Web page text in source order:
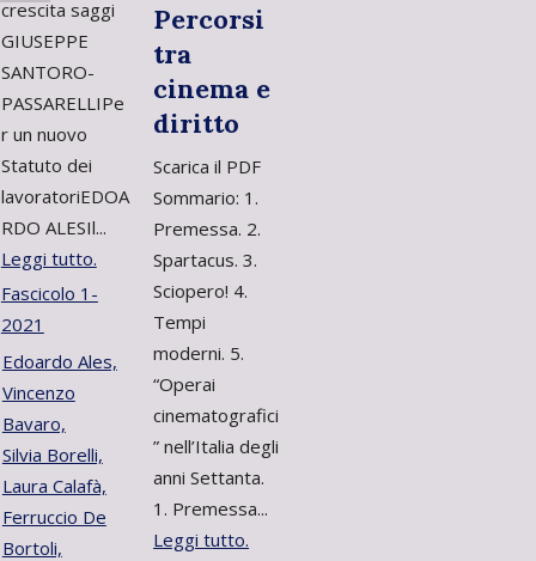
crescita saggi
GIUSEPPE
SANTORO-
PASSARELLIPe
r un nuovo
Statuto dei
lavoratoriEDOA
RDO ALESIl...
Leggi tutto.
Fascicolo 1-
2021
Edoardo Ales,
Vincenzo
Bavaro,
Silvia Borelli,
Laura Calafà,
Ferruccio De
Bortoli,
Percorsi
tra
cinema e
diritto
Scarica il PDF
Sommario: 1.
Premessa. 2.
Spartacus. 3.
Sciopero! 4.
Tempi
moderni. 5.
“Operai
cinematografici
” nell’Italia degli
anni Settanta.
1. Premessa...
Leggi tutto.